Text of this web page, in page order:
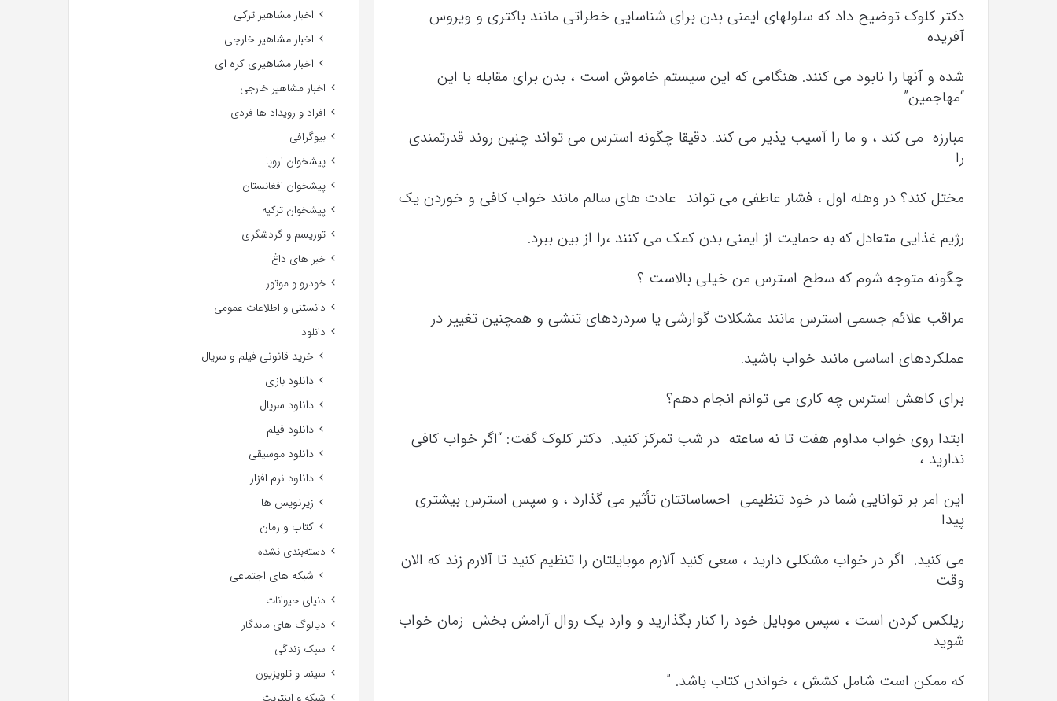
دکتر کلوک توضیح داد که سلولهای ایمنی بدن برای شناسایی خطراتی مانند باکتری و ویروس
آفریده
شده و آنها را نابود می کنند. هنگامی که این سیستم خاموش است ، بدن برای مقابله با این
“مهاجمین”
مبارزه می کند ، و ما را آسیب پذیر می کند. دقیقا چگونه استرس می تواند چنین روند قدرتمندی
را
مختل کند؟ در وهله اول ، فشار عاطفی می تواند عادت های سالم مانند خواب کافی و خوردن یک
رژیم غذایی متعادل که به حمایت از ایمنی بدن کمک می کنند ،را از بین ببرد.
چگونه متوجه شوم که سطح استرس من خیلی بالاست ؟
مراقب علائم جسمی استرس مانند مشکلات گوارشی یا سردردهای تنشی و همچنین تغییر در
عملکردهای اساسی مانند خواب باشید.
برای کاهش استرس چه کاری می توانم انجام دهم؟
ابتدا روی خواب مداوم هفت تا نه ساعته در شب تمرکز کنید. دکتر کلوک گفت: “اگر خواب کافی
ندارید ،
این امر بر توانایی شما در خود تنظیمی احساساتتان تأثیر می گذارد ، و سپس استرس بیشتری
پیدا
می کنید. اگر در خواب مشکلی دارید ، سعی کنید آلارم موبایلتان را تنظیم کنید تا آلارم زند که الان
وقت
ریلکس کردن است ، سپس موبایل خود را کنار بگذارید و وارد یک روال آرامش بخش زمان خواب
شوید
که ممکن است شامل کشش ، خواندن کتاب باشد. ”
اخبار مشاهیر ترکی
اخبار مشاهیر خارجی
اخبار مشاهیری کره ای
اخبار مشاهیر خارجی
افراد و رویداد ها فردی
بیوگرافی
پیشخوان اروپا
پیشخوان افغانستان
پیشخوان ترکیه
توریسم و گردشگری
خبر های داغ
خودرو و موتور
دانستنی و اطلاعات عمومی
دانلود
خرید قانونی فیلم و سریال
دانلود بازی
دانلود سریال
دانلود فیلم
دانلود موسیقی
دانلود نرم افزار
زیرنویس ها
کتاب و رمان
دسته‌بندی نشده
شبکه های اجتماعی
دنیای حیوانات
دیالوگ های ماندگار
سبک زندگی
سینما و تلویزیون